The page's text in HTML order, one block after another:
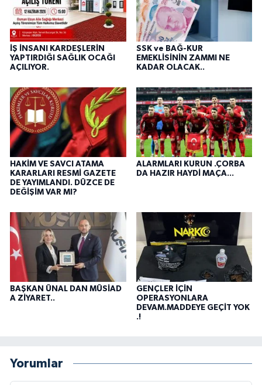
İŞ İNSANI KARDEŞLERİN
YAPTIRDIĞI SAĞLIK OCAĞI
AÇILIYOR.
SSK ve BAĞ-KUR
EMEKLİSİNİN ZAMMI NE
KADAR OLACAK..
HAKİM VE SAVCI ATAMA
KARARLARI RESMİ GAZETE
DE YAYIMLANDI. DÜZCE DE
DEĞİŞİM VAR MI?
ALARMLARI KURUN .ÇORBA
DA HAZIR HAYDİ MAÇA...
BAŞKAN ÜNAL DAN MÜSİAD
A ZİYARET..
GENÇLER İÇİN
OPERASYONLARA
DEVAM.MADDEYE GEÇİT YOK
.!
Yorumlar